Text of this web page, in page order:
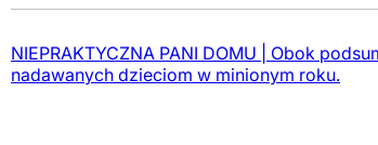
NIEPRAKTYCZNA PANI DOMU | Obok
nadawanych dzieciom w minionym roku.